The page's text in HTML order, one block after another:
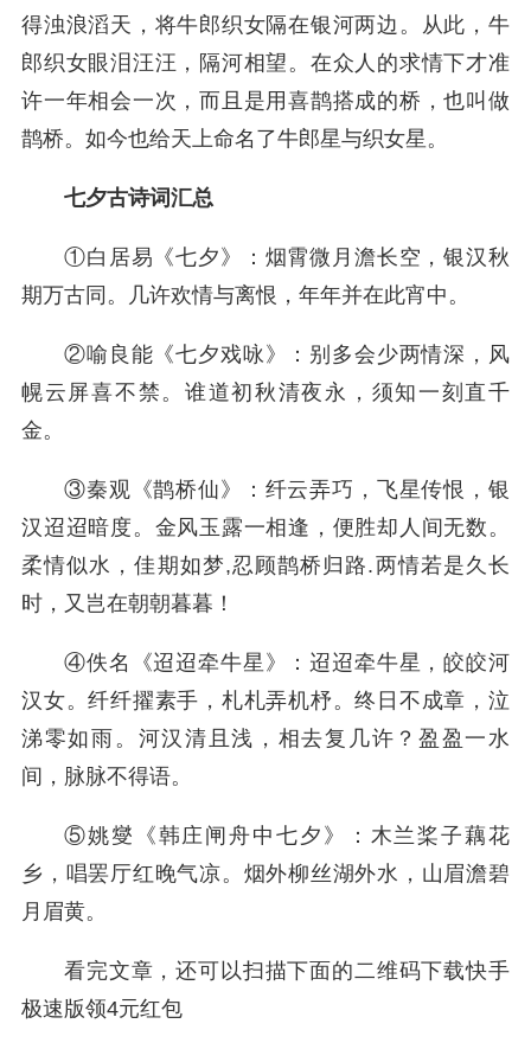
得浊浪滔天，将牛郎织女隔在银河两边。从此，牛
郎织女眼泪汪汪，隔河相望。在众人的求情下才准
许一年相会一次，而且是用喜鹊搭成的桥，也叫做
鹊桥。如今也给天上命名了牛郎星与织女星。
七夕古诗词汇总
①白居易《七夕》：烟霄微月澹长空，银汉秋
期万古同。几许欢情与离恨，年年并在此宵中。
②喻良能《七夕戏咏》：别多会少两情深，风
幌云屏喜不禁。谁道初秋清夜永，须知一刻直千
金。
③秦观《鹊桥仙》：纤云弄巧，飞星传恨，银
汉迢迢暗度。金风玉露一相逢，便胜却人间无数。
柔情似水，佳期如梦,忍顾鹊桥归路.两情若是久长
时，又岂在朝朝暮暮！
④佚名《迢迢牵牛星》：迢迢牵牛星，皎皎河
汉女。纤纤擢素手，札札弄机杼。终日不成章，泣
涕零如雨。河汉清且浅，相去复几许？盈盈一水
间，脉脉不得语。
⑤姚燮《韩庄闸舟中七夕》：木兰桨子藕花
乡，唱罢厅红晚气凉。烟外柳丝湖外水，山眉澹碧
月眉黄。
看完文章，还可以扫描下面的二维码下载快手
极速版领4元红包